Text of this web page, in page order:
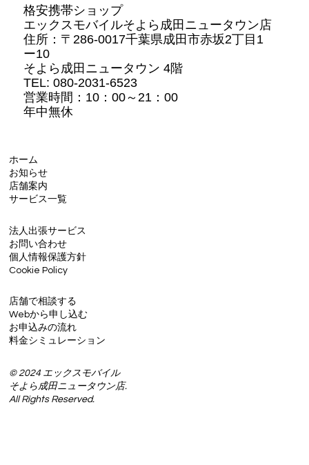
格安携帯ショップ
エックスモバイルそよら成田ニュータウン店
住所： 〒286-0017千葉県成田市赤坂2丁目1
ー10
そよら成田ニュータウン 4階
TEL: 080-2031-6523
営業時間：10：00～21：00
年中無休
ホーム
お知らせ
店舗案内
サービス一覧
法人出張サービス
お問い合わせ
個人情報保護方針
Cookie Policy
店舗で相談する
Webから申し込む
お申込みの流れ
料金シミュレーション
© 2024 エックスモバイル
そよら成田ニュータウン店.
All Rights Reserved.